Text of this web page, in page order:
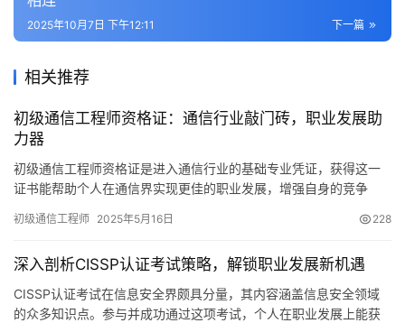
下一篇
2025年10月7日 下午12:11
相关推荐
初级通信工程师资格证：通信行业敲门砖，职业发展助
力器
初级通信工程师资格证是进入通信行业的基础专业凭证，获得这一
证书能帮助个人在通信界实现更佳的职业发展，增强自身的竞争
的钥匙。
初级通信工程师 2025年5月16日 228
深入剖析CISSP认证考试策略，解锁职业发展新机遇
CISSP认证考试在信息安全界颇具分量，其内容涵盖信息安全领域
的众多知识点。参与并成功通过这项考试，个人在职业发展上能获